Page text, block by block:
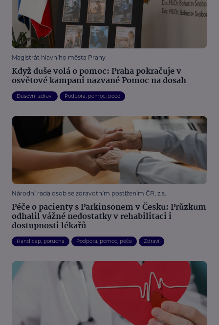
Magistrát hlavního města Prahy
Když duše volá o pomoc: Praha pokračuje v
osvětové kampani nazvané Pomoc na dosah
Duševní zdraví Podpora, pomoc, péče
Národní rada osob se zdravotním postižením ČR, z.s.
Péče o pacienty s Parkinsonem v Česku: Průzkum
odhalil vážné nedostatky v rehabilitaci i
dostupnosti lékařů
Handicap, porucha Podpora, pomoc, péče Zdraví